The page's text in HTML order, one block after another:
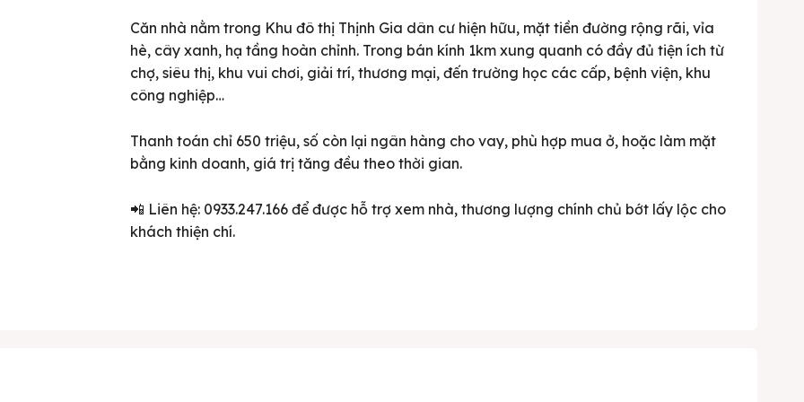
bản cập nhật V3
Căn nhà nằm trong Khu đô thị Thịnh Gia dân cư hiện hữu, mặt tiền đường rộng rãi, vỉa
hè, cây xanh, hạ tầng hoàn chỉnh. Trong bán kính 1km xung quanh có đầy đủ tiện ích từ
chợ, siêu thị, khu vui chơi, giải trí, thương mại, đến trường học các cấp, bệnh viện, khu
công nghiệp…
Thanh toán chỉ 650 triệu, số còn lại ngân hàng cho vay, phù hợp mua ở, hoặc làm mặt
bằng kinh doanh, giá trị tăng đều theo thời gian.
📲 Liên hệ: 0933.247.166 để được hỗ trợ xem nhà, thương lượng chính chủ bớt lấy lộc cho
khách thiện chí.